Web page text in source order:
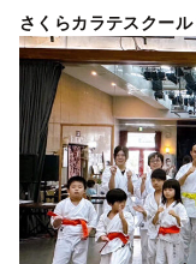
さくらカラテスクー